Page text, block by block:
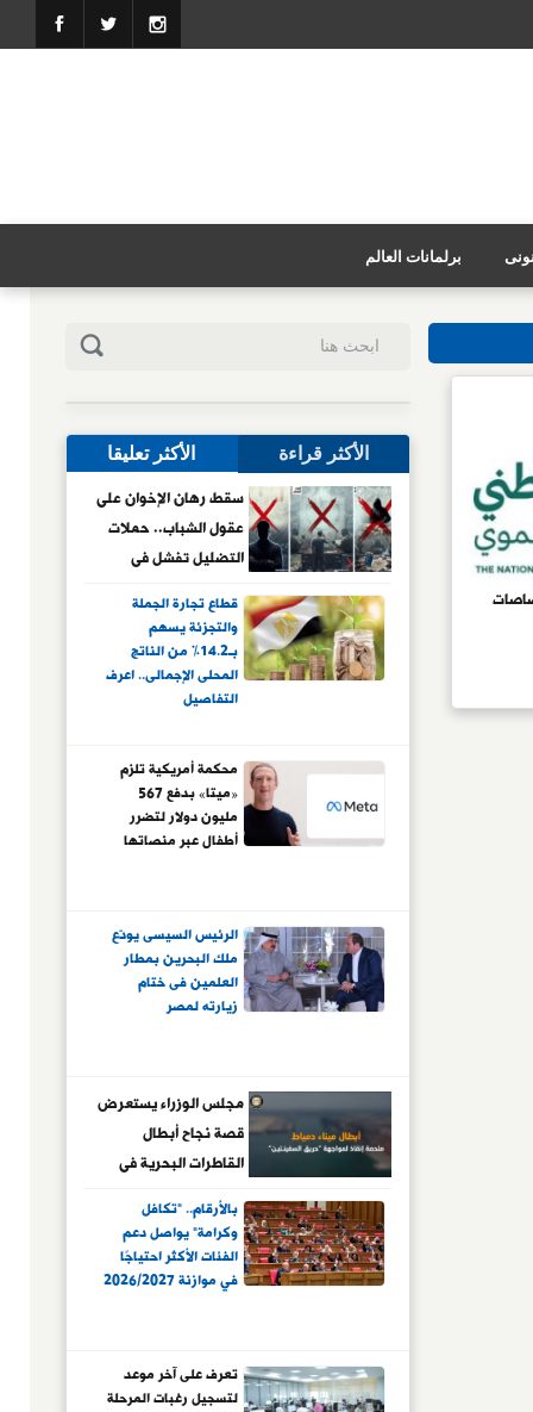
برلمانات العالم
الأكثر قراءة الأكثر تعليقا
سقط رهان الإخوان على
عقول الشباب.. حملات
التضليل تفشل فى
كشف الجيل الجديد
أكاذيب الجماعة
الإرهابية وأسقط
دعايتها الإلكترونية..
الوعى في مواجهة
حروب الشائعات
قطاع تجارة الجملة
والتجزئة يسهم
بـ14.2% من الناتج
المحلى الإجمالى.. اعرف
التفاصيل
محكمة أمريكية تلزم
«ميتا» بدفع 567
مليون دولار لتضرر
أطفال عبر منصاتها
الرئيس السيسى يودّع
ملك البحرين بمطار
العلمين فى ختام
زيارته لمصر
مجلس الوزراء يستعرض
قصة نجاح أبطال
القاطرات البحرية فى
مواجهة حادث سفينتى
ميناء دمياط
بالأرقام.. "تكافل
وكرامة" يواصل دعم
الفئات الأكثر احتياجًا
في موازنة 2026/2027
تعرف على آخر موعد
لتسجيل رغبات المرحلة